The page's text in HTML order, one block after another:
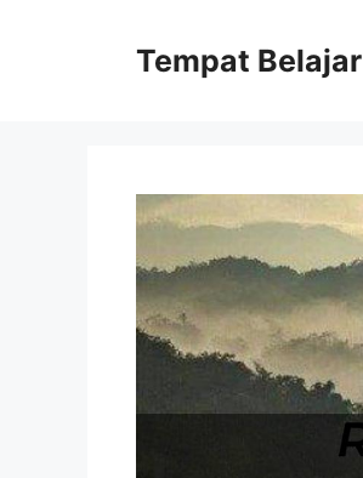
Tempat Belajar